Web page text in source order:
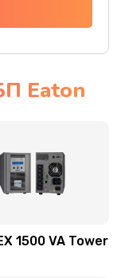
Eaton
1500 VA Tower